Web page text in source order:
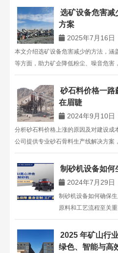
选矿设备危害减
方案
2025年7月16日
本文介绍选矿设备危害减少的方法，涵
等方面，助力矿企降低粉尘、噪音危害
砂石料价格一路
在眉睫
2024年9月10日
分析砂石料价格上涨的原因及对建设成
公司提供专业砂石骨料生产线解决方案
制砂机设备如何
2024年7月29日
制砂机设备如何确保
原料和工艺流程至关
和生产工艺，如干法
高质量与经济效益。
2025 年矿山行
绿色、智能与高